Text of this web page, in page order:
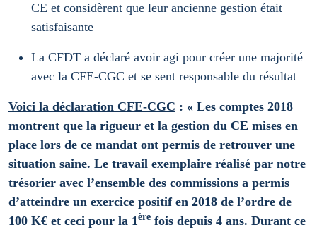
CE et considèrent que leur ancienne gestion était
satisfaisante
La CFDT a déclaré avoir agi pour créer une majorité
avec la CFE-CGC et se sent responsable du résultat
Voici la déclaration CFE-CGC : « Les comptes 2018
montrent que la rigueur et la gestion du CE mises en
place lors de ce mandat ont permis de retrouver une
situation saine. Le travail exemplaire réalisé par notre
trésorier avec l’ensemble des commissions a permis
d’atteindre un exercice positif en 2018 de l’ordre de
100 K€ et ceci pour la 1ère fois depuis 4 ans. Durant ce